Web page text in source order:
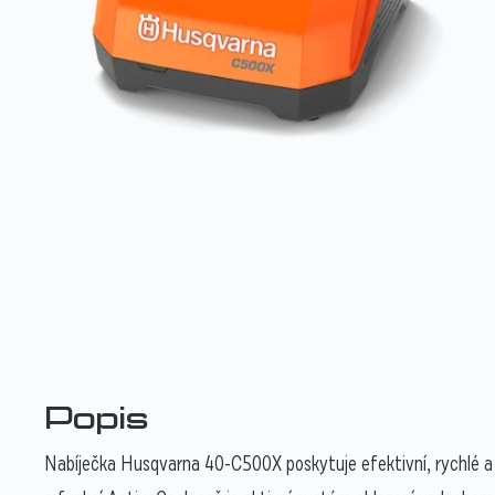
Popis
Nabíječka Husqvarna 40-C500X poskytuje efektivní, rychlé